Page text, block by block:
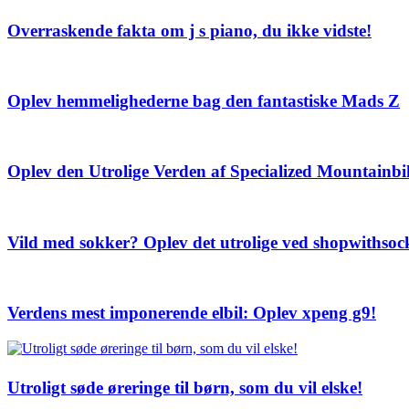
Overraskende fakta om j s piano, du ikke vidste!
Oplev hemmelighederne bag den fantastiske Mads Z
Oplev den Utrolige Verden af Specialized
Vild med sokker? Oplev det utrolige ved
Verdens mest imponerende elbil: Oplev xpeng g9!
Utroligt søde øreringe til børn, som du vil elske!